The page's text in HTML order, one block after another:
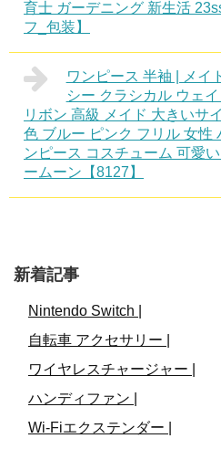
育士 ガーデニング 新生活
フ_包装】
ワンピース 半袖 | メイ
シー クラシカル ウェ
リボン 高級 メイド 大きいサ
色 ブルー ピンク フリル 女性
ンピース コスチューム 可愛
ームーン【8127】
新着記事
Nintendo Switch |
自転車 アクセサリー |
ワイヤレスチャージャー |
ハンディファン |
Wi-Fiエクステンダー |